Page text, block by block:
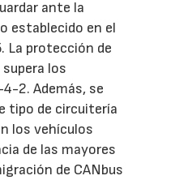
ante la
establecido en el
La protección de
los
2. Además, se
tipo de circuitería
los vehículos
de las mayores
de CANbus